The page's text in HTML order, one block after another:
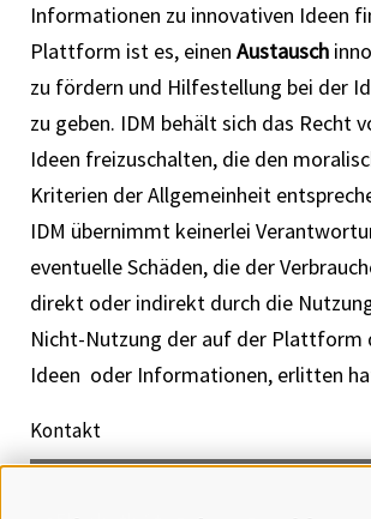
Informationen zu innovativen Ideen
Plattform ist es, einen Austausch
zu fördern und Hilfestellung bei der
zu geben. IDM behält sich das Recht
Ideen freizuschalten, die den
Kriterien der Allgemeinheit
IDM übernimmt keinerlei
eventuelle Schäden, die der
direkt oder indirekt durch die
Nicht-Nutzung der auf der Plattform
Ideen oder Informationen, erlitten
Kontakt